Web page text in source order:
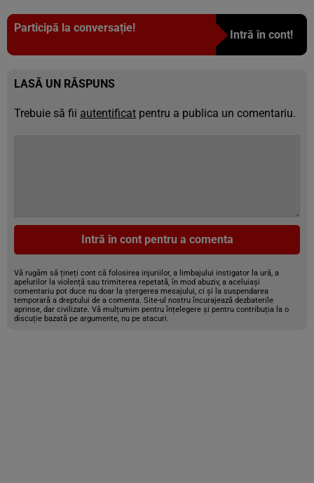
Participă la conversație!
Intră în cont!
LASĂ UN RĂSPUNS
Trebuie să fii autentificat pentru a publica un comentariu.
Intră în cont pentru a comenta
Vă rugăm să țineți cont că folosirea injuriilor, a limbajului instigator la ură, a
apelurilor la violență sau trimiterea repetată, în mod abuziv, a aceluiași
comentariu pot duce nu doar la ștergerea mesajului, ci și la suspendarea
temporară a dreptului de a comenta. Site-ul nostru încurajează dezbaterile
aprinse, dar civilizate. Vă mulțumim pentru înțelegere și pentru contribuția la o
discuție bazată pe argumente, nu pe atacuri.